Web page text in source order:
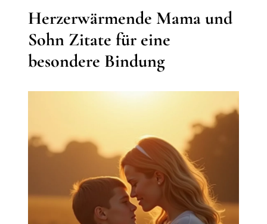
Herzerwärmende Mama und
Sohn Zitate für eine
besondere Bindung